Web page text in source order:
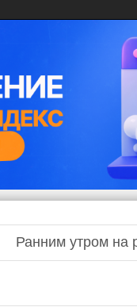
Ранним утром на